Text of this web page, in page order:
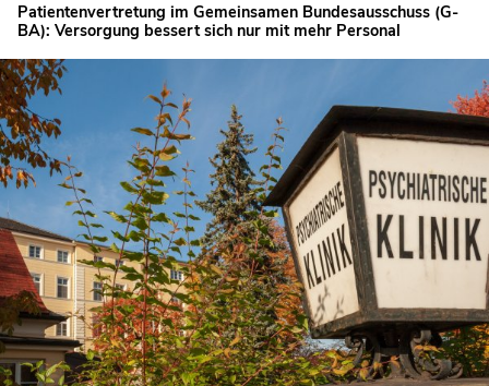
Patientenvertretung im Gemeinsamen Bundesausschuss (G-
BA): Versorgung bessert sich nur mit mehr Personal